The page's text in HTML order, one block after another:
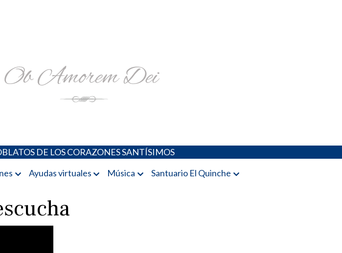
DE LOS CORAZONES SANTÍSIMOS
Ayudas virtuales Música Santuario El Quinche